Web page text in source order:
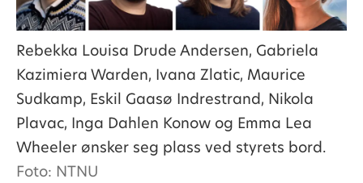
Rebekka Louisa Drude Andersen, Gabriela
Kazimiera Warden, Ivana Zlatic, Maurice
Sudkamp, Eskil Gaasø Indrestrand, Nikola
Plavac, Inga Dahlen Konow og Emma Lea
Wheeler ønsker seg plass ved styrets bord.
Foto: NTNU